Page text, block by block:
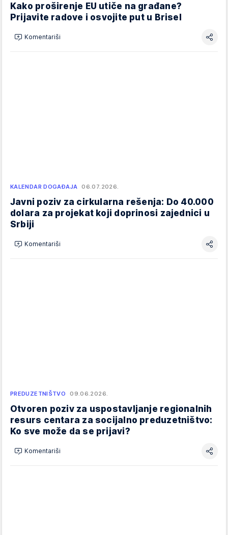
Kako proširenje EU utiče na građane?
Prijavite radove i osvojite put u Brisel
Komentariši
KALENDAR DOGAĐAJA 06.07.2026.
Javni poziv za cirkularna rešenja: Do 40.000
dolara za projekat koji doprinosi zajednici u
Srbiji
Komentariši
PREDUZETNIŠTVO 09.06.2026.
Otvoren poziv za uspostavljanje regionalnih
resurs centara za socijalno preduzetništvo:
Ko sve može da se prijavi?
Komentariši